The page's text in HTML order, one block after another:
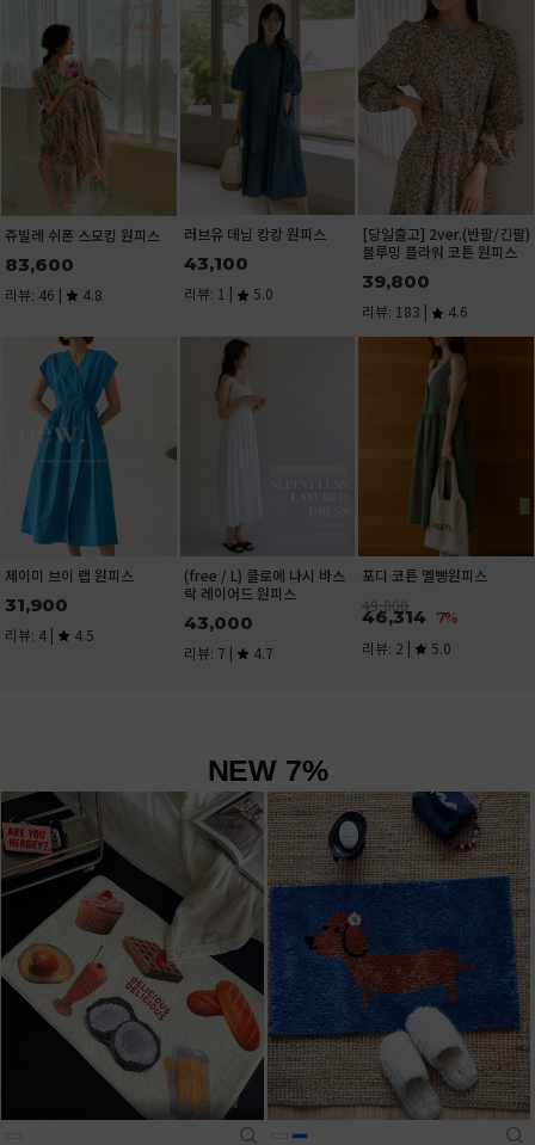
스모킹 원피스
4.8
러브유 데님 캉캉 원피스
5.0
[당일출고] 2ver.(반팔/긴팔)
블루밍 플라워 코튼 원피스
39,800
리뷰: 183 | 4.6
랩 원피스
4.5
(free / L) 클로에 나시 바스
락 레이어드 원피스
43,000
4.7
포디 코튼 멜빵원피스
49,800
7%
5.0
[당일발
츠
리뷰:
기본 U
55%)
NEW 7%